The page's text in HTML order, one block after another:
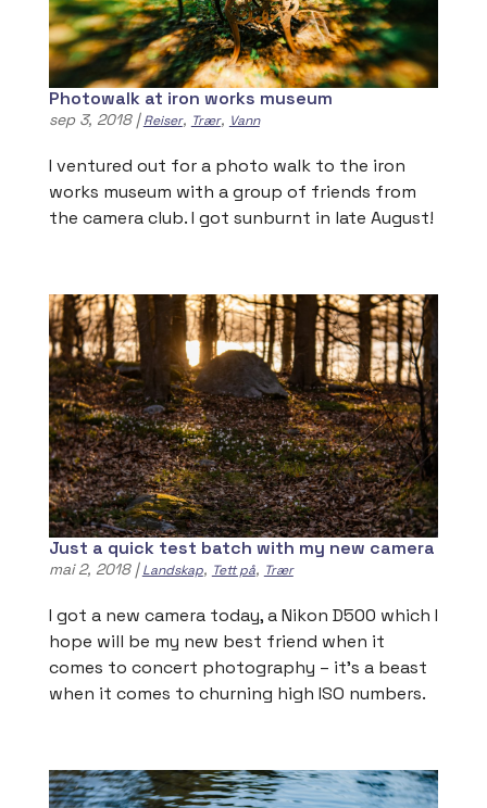
Photowalk at iron works museum
sep 3, 2018|Reiser, Trær, Vann
I ventured out for a photo walk to the iron
works museum with a group of friends from
the camera club. I got sunburnt in late August!
Just a quick test batch with my new camera
mai 2, 2018|Landskap, Tett på, Trær
I got a new camera today, a Nikon D500 which I
hope will be my new best friend when it
comes to concert photography – it’s a beast
when it comes to churning high ISO numbers.